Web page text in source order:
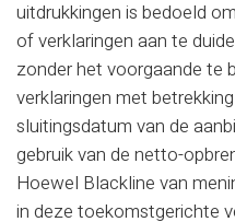
uitdrukkingen is bedoeld
of verklaringen aan te
zonder het voorgaande te
verklaringen met
sluitingsdatum van de
gebruik van de netto-
Hoewel Blackline van
in deze toekomstgerichte